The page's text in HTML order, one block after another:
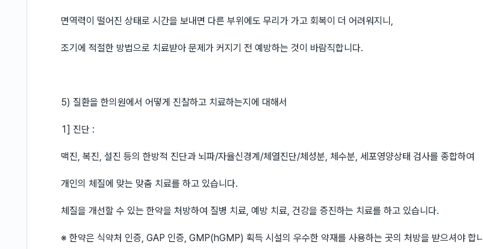
면역력이 떨어진 상태로 시간을 보내면 다른 부위에도 무리가 가고 회복이 더 어려워지니,
조기에 적절한 방법으로 치료받아 문제가 커지기 전 예방하는 것이 바람직합니다.
5) 질환을 한의원에서 어떻게 진찰하고 치료하는지에 대해서
1] 진단 :
맥진, 복진, 설진 등의 한방적 진단과 뇌파/자율신경계/체열진단/체성분, 체수분, 세포영양상태 검사를 종합하여
개인의 체질에 맞는 맞춤 치료를 하고 있습니다.
체질을 개선할 수 있는 한약을 처방하여 질병 치료, 예방 치료, 건강을 증진하는 치료를 하고 있습니다.
※ 한약은 식약처 인증, GAP 인증, GMP(hGMP) 획득 시설의 우수한 약재를 사용하는 곳의 처방을 받으셔야 합니